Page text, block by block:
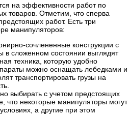
на эффективности работ по
товаров. Отметим, что сперва
работ. Есть три
манипуляторов:
сочлененные конструкции с
в сложенном состоянии выглядят
техника, которую удобно
можно оснащать лебедками и
транспортировать грузы на
выбирать с учетом предстоящих
что некоторые манипуляторы могут
а другие при этом